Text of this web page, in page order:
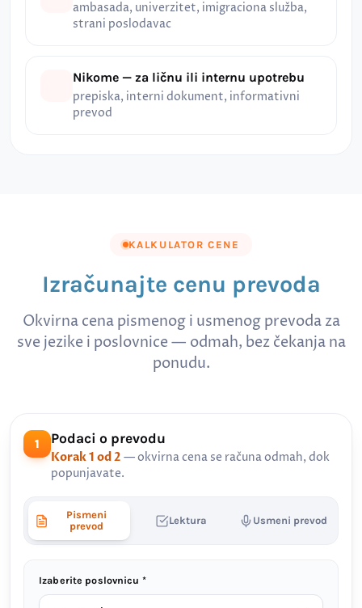
ambasada, univerzitet, imigraciona služba,
strani poslodavac
Nikome — za ličnu ili internu upotrebu
prepiska, interni dokument, informativni
prevod
KALKULATOR CENE
Izračunajte cenu prevoda
Okvirna cena pismenog i usmenog prevoda za
sve jezike i poslovnice — odmah, bez čekanja na
ponudu.
1 Podaci o prevodu
Korak 1 od 2 — okvirna cena se računa odmah, dok
popunjavate.
Pismeni
prevod
Lektura Usmeni prevod
Izaberite poslovnicu *